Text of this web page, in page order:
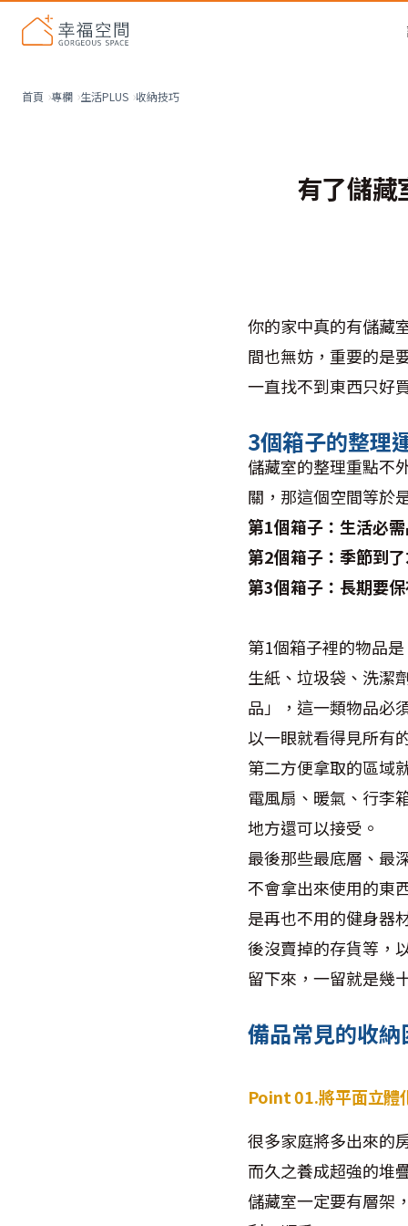
首頁 專欄 生活PLUS 收納技巧
有了儲藏
你的家中真的有儲藏
間也無妨，重要的是
一直找不到東西只好
3個箱子的整理
儲藏室的整理重點不
關，那這個空間等於
第1個箱子：生活必
第2個箱子：季節到
第3個箱子：長期要
第1個箱子裡的物品
生紙、垃圾袋、洗潔
品」，這一類物品必
以一眼就看得見所有
第二方便拿取的區域
電風扇、暖氣、行李
地方還可以接受。
最後那些最底層、最
不會拿出來使用的東
是再也不用的健身器
後沒賣掉的存貨等，
留下來，一留就是幾
備品常見的收納
Point 01.將平面立體
很多家庭將多出來的
而久之養成超強的堆
儲藏室一定要有層架